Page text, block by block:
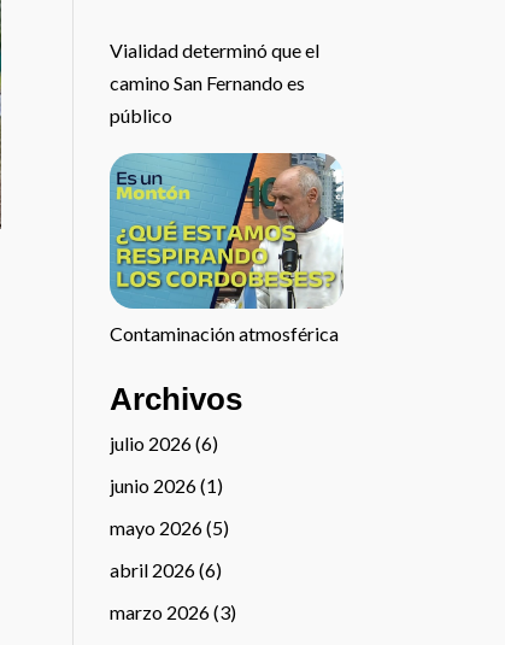
Vialidad determinó que el
camino San Fernando es
público
Contaminación atmosférica
Archivos
julio 2026(6)
junio 2026(1)
mayo 2026(5)
abril 2026(6)
marzo 2026(3)